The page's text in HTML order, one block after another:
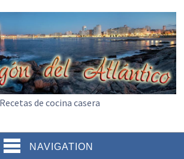
Recetas de cocina casera
NAVIGATION